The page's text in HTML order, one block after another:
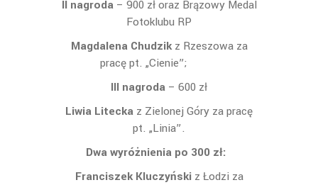
II nagroda– 900 zł oraz Brązowy Medal
Fotoklubu RP
Magdalena Chudzikz Rzeszowa za
pracę pt. „Cienie”;
III nagroda – 600 zł
Liwia Litecka z Zielonej Góry za pracę
pt. „Linia”.
Dwa wyróżnienia po 300 zł:
Franciszek Kluczyński z Łodzi za